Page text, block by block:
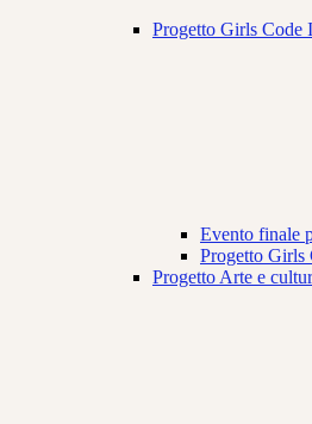
Progetto Girls Code
Evento finale
Progetto Girls
Progetto Arte e